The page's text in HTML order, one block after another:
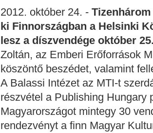
2012. október 24. -
ki Finnországban a Helsinki
lesz a díszvendége október
Zoltán, az Emberi Erőforrások
köszöntő beszédet, valamint
A Balassi Intézet az MTI-t
részvétel a Publishing Hungary
Magyarországot mintegy 30
rendezvényt a finn Magyar